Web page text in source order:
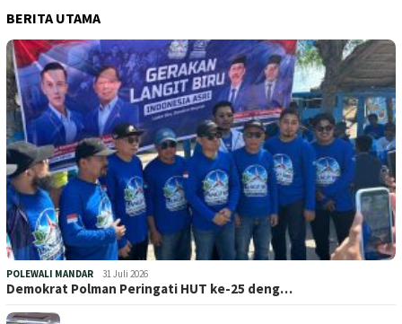
BERITA UTAMA
POLEWALI MANDAR 31 Juli 2026
Demokrat Polman Peringati HUT ke-25 deng…